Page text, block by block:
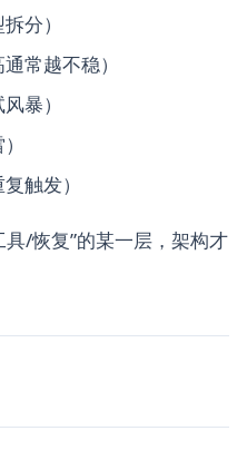
分）
常越不稳）
暴）
触发）
/恢复”的某一层，架构才